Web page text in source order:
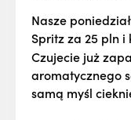
Nasze
Spritz za 25 pln
Czujecie już
aromatycznego
samą myśl